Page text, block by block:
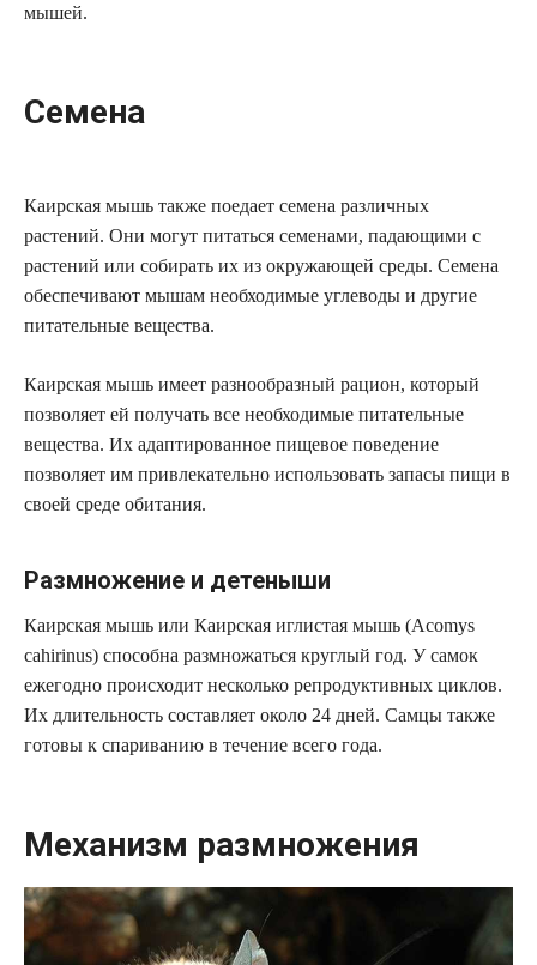
мышей.
Семена
Каирская мышь также поедает семена различных
растений. Они могут питаться семенами, падающими с
растений или собирать их из окружающей среды. Семена
обеспечивают мышам необходимые углеводы и другие
питательные вещества.
Каирская мышь имеет разнообразный рацион, который
позволяет ей получать все необходимые питательные
вещества. Их адаптированное пищевое поведение
позволяет им привлекательно использовать запасы пищи в
своей среде обитания.
Размножение и детеныши
Каирская мышь или Каирская иглистая мышь (Acomys
cahirinus) способна размножаться круглый год. У самок
ежегодно происходит несколько репродуктивных циклов.
Их длительность составляет около 24 дней. Самцы также
готовы к спариванию в течение всего года.
Механизм размножения